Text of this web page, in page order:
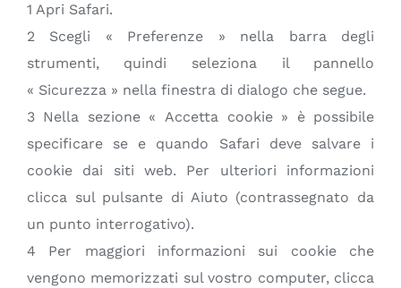
1 Apri Safari.
2 Scegli « Preferenze » nella barra degli
strumenti, quindi seleziona il pannello
« Sicurezza » nella finestra di dialogo che segue.
3 Nella sezione « Accetta cookie » è possibile
specificare se e quando Safari deve salvare i
cookie dai siti web. Per ulteriori informazioni
clicca sul pulsante di Aiuto (contrassegnato da
un punto interrogativo).
4 Per maggiori informazioni sui cookie che
vengono memorizzati sul vostro computer, clicca